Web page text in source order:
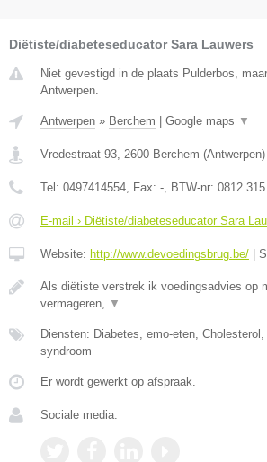
Diëtiste/diabeteseducator Sara Lauwers
Niet gevestigd in de plaats Pulderbos,
Antwerpen.
Antwerpen » Berchem | Google maps ▼
Vredestraat 93 2600 Berchem (Antwerpen)
Tel: 0497414554 , Fax: - , BTW-nr:
E-mail › Diëtiste/diabeteseducator Sara
Website: http://www.devoedingsbrug.be/ |
Als diëtiste verstrek ik voedingsadvies op
vermageren,
▼
Diensten: Diabetes, emo-eten,
syndroom
Er wordt gewerkt op afspraak.
Sociale media: